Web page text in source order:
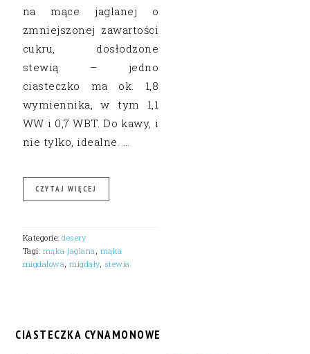
na mące jaglanej o
zmniejszonej zawartości
cukru, dosłodzone
stewią – jedno
ciasteczko ma ok. 1,8
wymiennika, w tym 1,1
WW i 0,7 WBT. Do kawy, i
nie tylko, idealne. …
CZYTAJ WIĘCEJ
Kategorie:desery
Tagi: mąka jaglana mąka
migdałowa ,migdały, stewia
CIASTECZKA CYNAMONOWE